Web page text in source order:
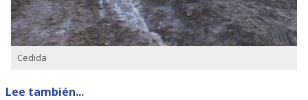
Cedida
Lee también...